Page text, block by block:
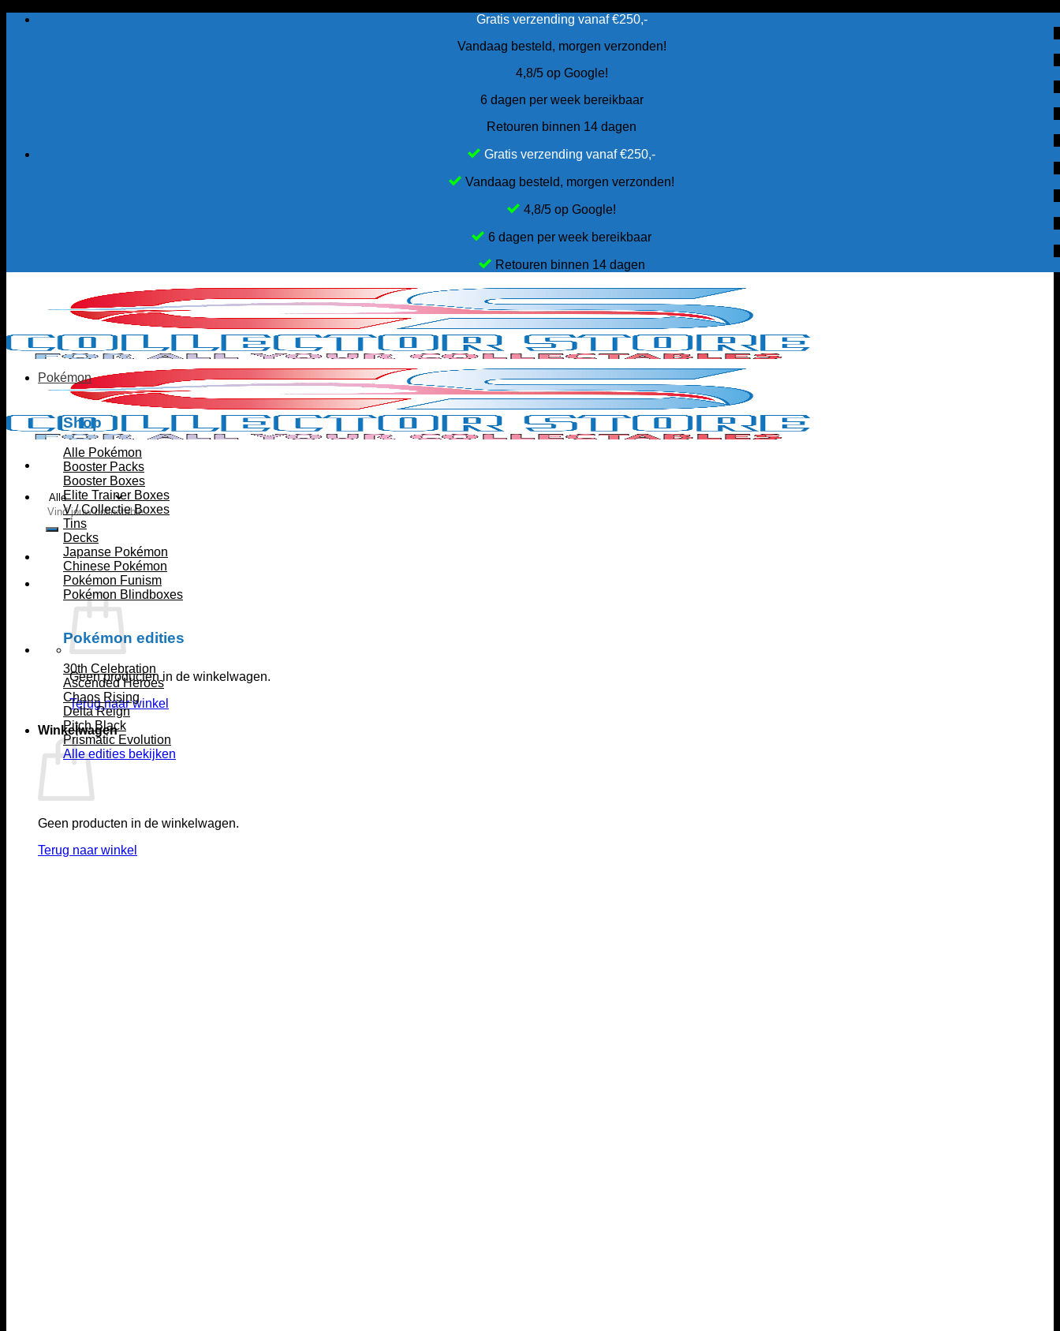
Gratis verzending vanaf €250,-
Vandaag besteld, morgen verzonden!
4,8/5 op Google!
6 dagen per week bereikbaar
Retouren binnen 14 dagen
Gratis verzending vanaf €250,-
Vandaag besteld, morgen verzonden!
4,8/5 op Google!
6 dagen per week bereikbaar
Retouren binnen 14 dagen
Zoeken
naar:
Geen producten in de winkelwagen.
Terug naar winkel
Winkelwagen
Geen producten in de winkelwagen.
Terug naar winkel
Pokémon
Shop
Alle Pokémon
Booster Packs
Booster Boxes
Elite Trainer Boxes
V / Collectie Boxes
Tins
Decks
Japanse Pokémon
Chinese Pokémon
Pokémon Funism
Pokémon Blindboxes
Pokémon edities
30th Celebration
Ascended Heroes
Chaos Rising
Delta Reign
Pitch Black
Prismatic Evolution
Alle edities bekijken